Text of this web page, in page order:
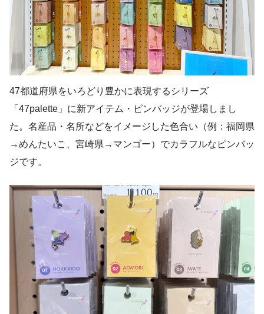
47都道府県をいろどり豊かに表現するシリーズ
「47palette」に新アイテム・ピンバッジが登場しまし
た。名産品・名所などをイメージした色合い（例：福岡県
→めんたいこ、宮崎県→マンゴー）でカラフルなピンバッ
ジです。